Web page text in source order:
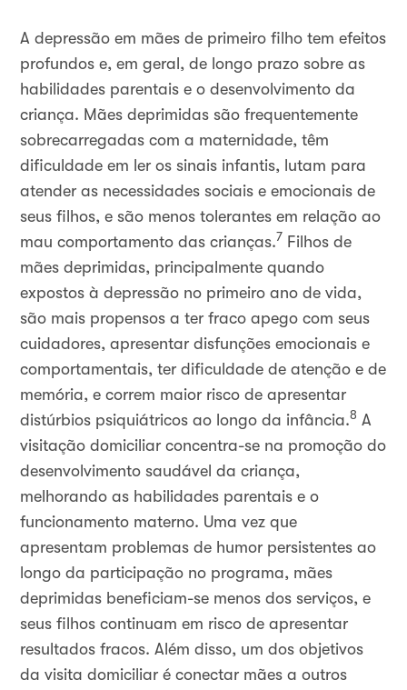
A depressão em mães de primeiro filho tem efeitos
profundos e, em geral, de longo prazo sobre as
habilidades parentais e o desenvolvimento da
criança. Mães deprimidas são frequentemente
sobrecarregadas com a maternidade, têm
dificuldade em ler os sinais infantis, lutam para
atender as necessidades sociais e emocionais de
seus filhos, e são menos tolerantes em relação ao
mau comportamento das crianças.7 Filhos de
mães deprimidas, principalmente quando
expostos à depressão no primeiro ano de vida,
são mais propensos a ter fraco apego com seus
cuidadores, apresentar disfunções emocionais e
comportamentais, ter dificuldade de atenção e de
memória, e correm maior risco de apresentar
distúrbios psiquiátricos ao longo da infância.8 A
visitação domiciliar concentra-se na promoção do
desenvolvimento saudável da criança,
melhorando as habilidades parentais e o
funcionamento materno. Uma vez que
apresentam problemas de humor persistentes ao
longo da participação no programa, mães
deprimidas beneficiam-se menos dos serviços, e
seus filhos continuam em risco de apresentar
resultados fracos. Além disso, um dos objetivos
da visita domiciliar é conectar mães a outros